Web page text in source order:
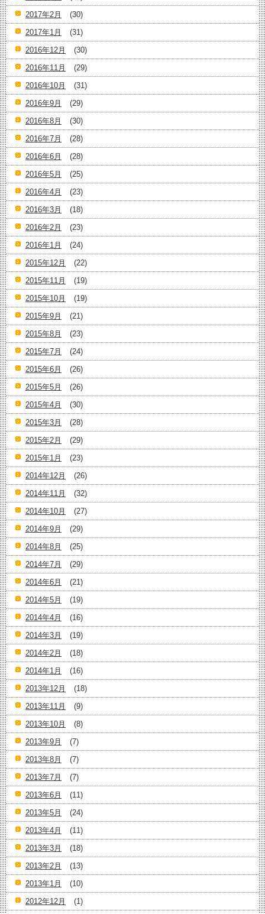
2017年2月
(30)
2017年1月
(31)
2016年12月
(30)
2016年11月
(29)
2016年10月
(31)
2016年9月
(29)
2016年8月
(30)
2016年7月
(28)
2016年6月
(28)
2016年5月
(25)
2016年4月
(23)
2016年3月
(18)
2016年2月
(23)
2016年1月
(24)
2015年12月
(22)
2015年11月
(19)
2015年10月
(19)
2015年9月
(21)
2015年8月
(23)
2015年7月
(24)
2015年6月
(26)
2015年5月
(26)
2015年4月
(30)
2015年3月
(28)
2015年2月
(29)
2015年1月
(23)
2014年12月
(26)
2014年11月
(32)
2014年10月
(27)
2014年9月
(29)
2014年8月
(25)
2014年7月
(29)
2014年6月
(21)
2014年5月
(19)
2014年4月
(16)
2014年3月
(19)
2014年2月
(18)
2014年1月
(16)
2013年12月
(18)
2013年11月
(9)
2013年10月
(8)
2013年9月
(7)
2013年8月
(7)
2013年7月
(7)
2013年6月
(11)
2013年5月
(24)
2013年4月
(11)
2013年3月
(18)
2013年2月
(13)
2013年1月
(10)
2012年12月
(1)